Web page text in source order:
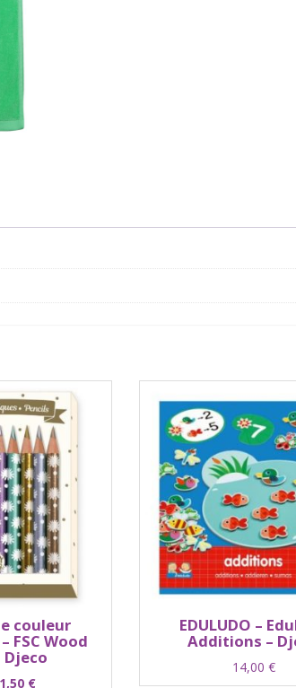
couleur
FSC Wood
Djeco
Le
1,50 €Le
EDULUDO –
Additions –
14,00 €